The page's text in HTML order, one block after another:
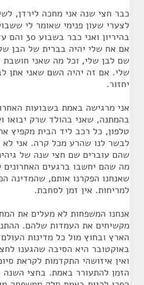
כבר חצי שנה אני מחכה לירדן,
לצערי שעון פנימי שאומר לי
בהיריון
אם אח שלי יהיה בברית של הבן
שם לבן שלי, וכל מה שאני
שלי. אם זה יהיה השם שאני אתן
יחזור.
אני מרגישה באמת בשבועות
בהמתנה, שאני בהולד שרק יבואו
טלפון, כל רכב ליד הבית מקפיץ
לבשר לנו שהרע מכל קרה. אני
שהם עוברים שם חצי שנה של
מה שהם יחשבו ברגעים
שאנחנו הפקרנו אותם, שהמדינה
למריחות. אין זמן לסחבת.
אנחנו המשפחות לא מעלים את
מקשיחים את העמדות שלהם.
באוקטובר היא הסיבה שהגענו
ואין איזושהי התקדמות לקראת
הזמן להתעורר באמת. בחצי